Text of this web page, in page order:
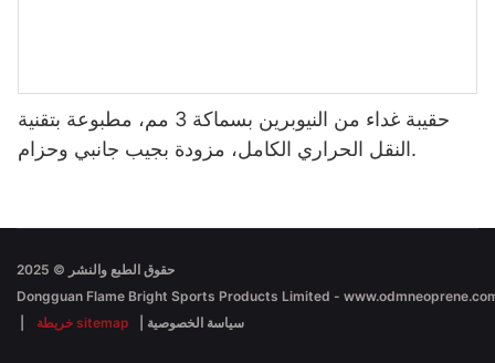
حقيبة غداء من النيوبرين بسماكة 3 مم، مطبوعة بتقنية
النقل الحراري الكامل، مزودة بجيب جانبي وحزام.
خريطة sitemap سياسة الخصوصية